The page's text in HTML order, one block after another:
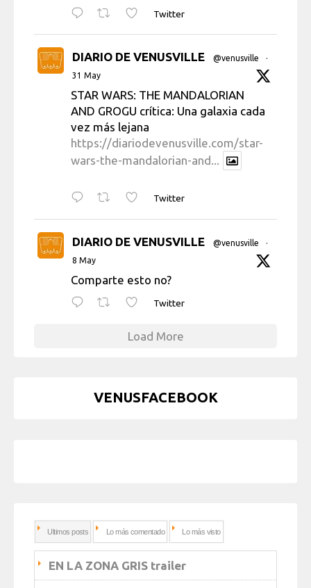
Twitter
DIARIO DE VENUSVILLE @venusville
·
31 May
STAR WARS: THE MANDALORIAN
AND GROGU crítica: Una galaxia cada
vez más lejana
https://diariodevenusville.com/star-
wars-the-mandalorian-and...
Twitter
DIARIO DE VENUSVILLE @venusville
·
8 May
Comparte esto no?
Twitter
Load More
VENUSFACEBOOK
Ultimos posts Lo más comentado Lo más visto
EN LA ZONA GRIS trailer